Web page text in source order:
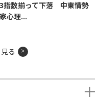
3指数揃って下落 中東情勢
心理...
る